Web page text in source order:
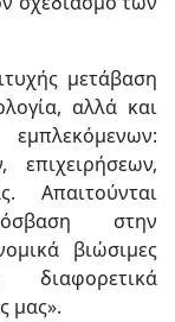
μετάβαση
αλλά και
επιχειρήσεων,
Απαιτούνται
στην
βιώσιμες
μας».